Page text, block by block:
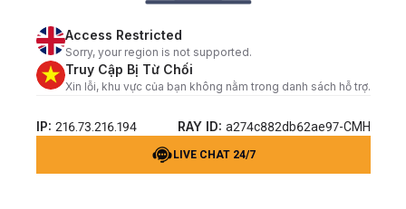
Access Restricted
Sorry, your region is not supported.
Truy Cập Bị Từ Chối
Xin lỗi, khu vực của bạn không nằm trong danh sách hỗ trợ.
IP: 216.73.216.194 RAY ID: a274c882db62ae97-CMH
LIVE CHAT 24/7